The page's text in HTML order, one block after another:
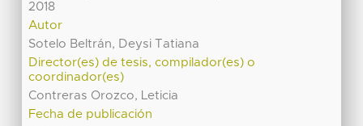
2018
Autor
Sotelo Beltrán, Deysi Tatiana
Director(es) de tesis, compilador(es) o
coordinador(es)
Contreras Orozco, Leticia
Fecha de publicación